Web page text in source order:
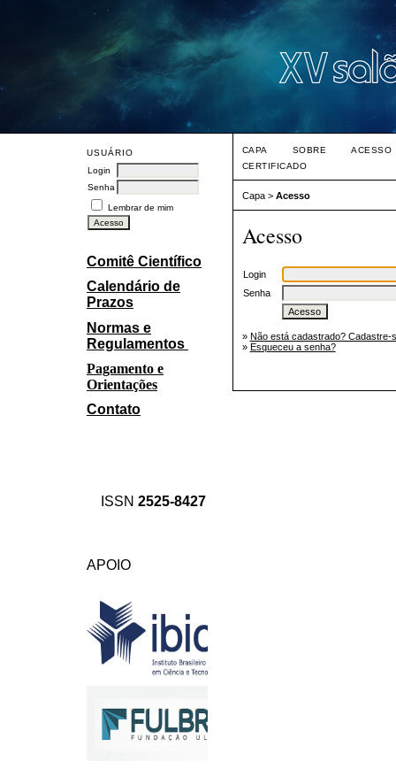
USUÁRIO
Login
Senha
Lembrar de mim
Comitê Científico
Calendário de
Prazos
Normas e
Regulamentos
Pagamento e
Orientações
Contato
ISSN 2525-8427
APOIO
CAPA SOBRE
ACESSO
CERTIFICADO
Capa> Acesso
Acesso
Login
Senha
» Não está cadastrado? Cadastre-
» Esqueceu a senha?